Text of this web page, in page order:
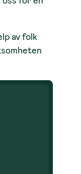
av folk